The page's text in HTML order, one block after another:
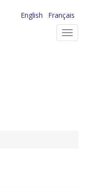
English
Français